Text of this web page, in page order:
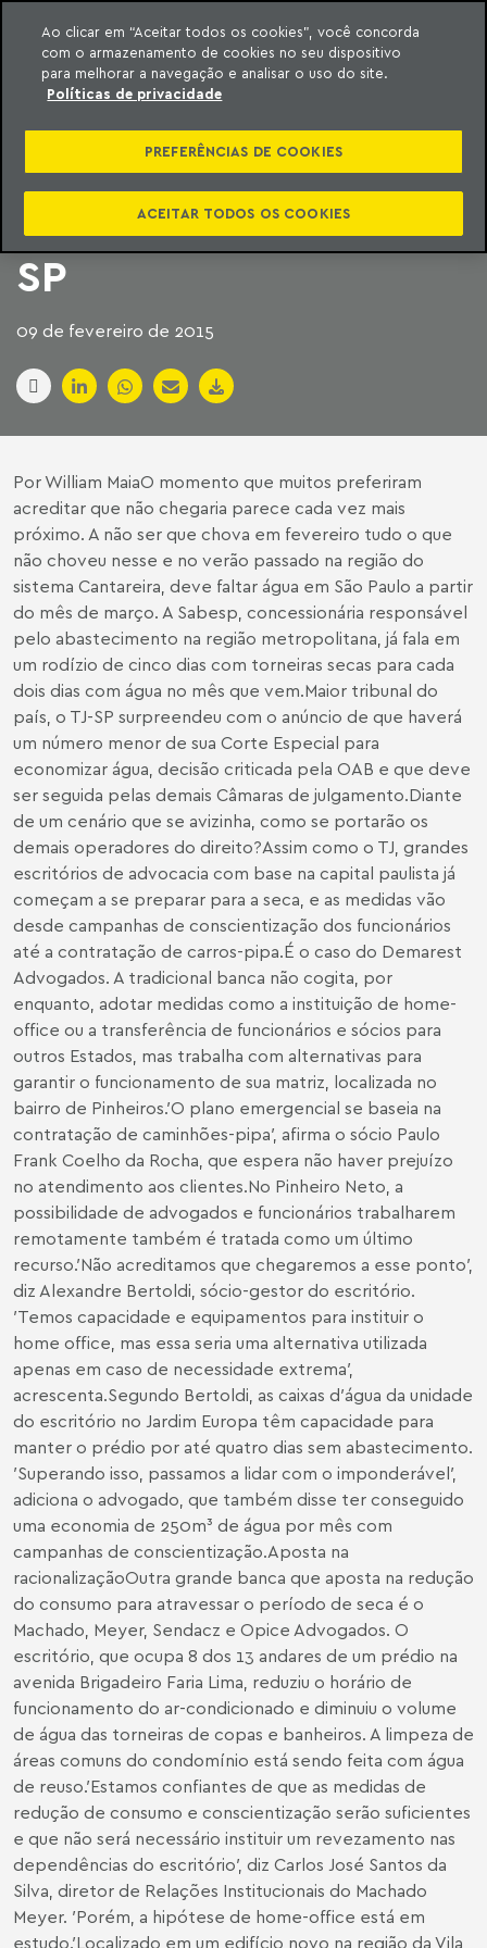
o conteúdo
Machado Meyer
ESCRITÓRIOS
PLANEJAM COMO
RACIONAR ÁGUA EM
SP
09 de fevereiro de 2015
Por William MaiaO momento que muitos preferiram
acreditar que não chegaria parece cada vez mais
próximo. A não ser que chova em fevereiro tudo o que
não choveu nesse e no verão passado na região do
sistema Cantareira, deve faltar água em São Paulo a partir
do mês de março. A Sabesp, concessionária responsável
pelo abastecimento na região metropolitana, já fala em
um rodízio de cinco dias com torneiras secas para cada
dois dias com água no mês que vem.Maior tribunal do
país, o TJ-SP surpreendeu com o anúncio de que haverá
um número menor de sua Corte Especial para
economizar água, decisão criticada pela OAB e que deve
ser seguida pelas demais Câmaras de julgamento.Diante
de um cenário que se avizinha, como se portarão os
demais operadores do direito?Assim como o TJ, grandes
escritórios de advocacia com base na capital paulista já
começam a se preparar para a seca, e as medidas vão
desde campanhas de conscientização dos funcionários
até a contratação de carros-pipa.É o caso do Demarest
Advogados. A tradicional banca não cogita, por
enquanto, adotar medidas como a instituição de home-
office ou a transferência de funcionários e sócios para
outros Estados, mas trabalha com alternativas para
garantir o funcionamento de sua matriz, localizada no
bairro de Pinheiros.′O plano emergencial se baseia na
contratação de caminhões-pipa′, afirma o sócio Paulo
Frank Coelho da Rocha, que espera não haver prejuízo
no atendimento aos clientes.No Pinheiro Neto, a
possibilidade de advogados e funcionários trabalharem
remotamente também é tratada como um último
recurso.′Não acreditamos que chegaremos a esse ponto′,
diz Alexandre Bertoldi, sócio-gestor do escritório.
′Temos capacidade e equipamentos para instituir o
home office, mas essa seria uma alternativa utilizada
apenas em caso de necessidade extrema′,
acrescenta.Segundo Bertoldi, as caixas d′água da unidade
do escritório no Jardim Europa têm capacidade para
manter o prédio por até quatro dias sem abastecimento.
′Superando isso, passamos a lidar com o imponderável′,
adiciona o advogado, que também disse ter conseguido
uma economia de 250m³ de água por mês com
campanhas de conscientização.Aposta na
racionalizaçãoOutra grande banca que aposta na redução
do consumo para atravessar o período de seca é o
Machado, Meyer, Sendacz e Opice Advogados. O
escritório, que ocupa 8 dos 13 andares de um prédio na
avenida Brigadeiro Faria Lima, reduziu o horário de
funcionamento do ar-condicionado e diminuiu o volume
de água das torneiras de copas e banheiros. A limpeza de
áreas comuns do condomínio está sendo feita com água
de reuso.′Estamos confiantes de que as medidas de
redução de consumo e conscientização serão suficientes
e que não será necessário instituir um revezamento nas
dependências do escritório′, diz Carlos José Santos da
Silva, diretor de Relações Institucionais do Machado
Meyer. ′Porém, a hipótese de home-office está em
estudo.′Localizado em um edifício novo na região da Vila
Ao clicar em “Aceitar todos os cookies”, você concorda
com o armazenamento de cookies no seu dispositivo
para melhorar a navegação e analisar o uso do site.
Políticas de privacidade
PREFERÊNCIAS DE COOKIES
ACEITAR TODOS OS COOKIES